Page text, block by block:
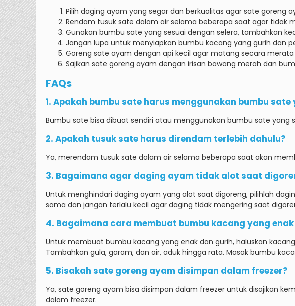
Pilih daging ayam yang segar dan berkualitas agar sate goreng
Rendam tusuk sate dalam air selama beberapa saat agar tidak
Gunakan bumbu sate yang sesuai dengan selera, tambahkan
Jangan lupa untuk menyiapkan bumbu kacang yang gurih dan
Goreng sate ayam dengan api kecil agar matang secara merata
Sajikan sate goreng ayam dengan irisan bawang merah dan
FAQs
1. Apakah bumbu sate harus menggunakan bumbu
Bumbu sate bisa dibuat sendiri atau menggunakan bumbu sate yang
2. Apakah tusuk sate harus direndam terlebih dahulu?
Ya, merendam tusuk sate dalam air selama beberapa saat akan
3. Bagaimana agar daging ayam tidak alot saat
Untuk menghindari daging ayam yang alot saat digoreng, pilihlah
sama dan jangan terlalu kecil agar daging tidak mengering saat
4. Bagaimana cara membuat bumbu kacang yang
Untuk membuat bumbu kacang yang enak dan gurih, haluskan
Tambahkan gula, garam, dan air, aduk hingga rata. Masak bumbu
5. Bisakah sate goreng ayam disimpan dalam freezer?
Ya, sate goreng ayam bisa disimpan dalam freezer untuk disajikan
dalam freezer.